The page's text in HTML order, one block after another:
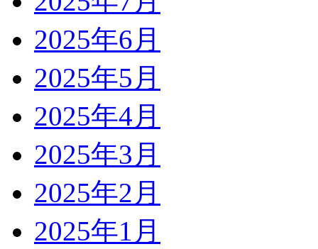
2025年6月
2025年5月
2025年4月
2025年3月
2025年2月
2025年1月